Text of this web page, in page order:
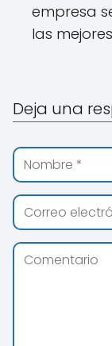
empresa
las
Deja una